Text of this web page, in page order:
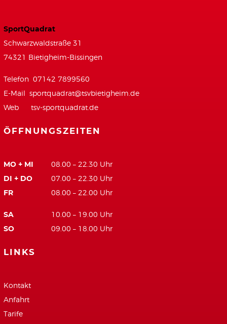
SportQuadrat
Schwarzwaldstraße 31
74321 Bietigheim-Bissingen
Telefon 07142 7899560
E-Mail sportquadrat@tsvbietigheim.de
Web tsv-sportquadrat.de
ÖFFNUNGSZEITEN
MO + MI 08.00 – 22.30 Uhr
DI + DO 07.00 – 22.30 Uhr
FR 08.00 – 22.00 Uhr
SA 10.00 – 19.00 Uhr
SO 09.00 – 18.00 Uhr
LINKS
Kontakt
Anfahrt
Tarife